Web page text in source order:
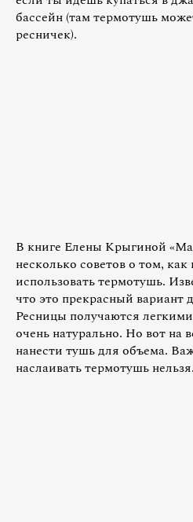
бассейн (там термотушь
ресничек).
В книге Елены Крыгиной
несколько советов о том,
использовать термотушь.
что это прекрасный вариант
Ресницы получаются
очень натурально. Но вот на
нанести тушь для объема.
наслаивать термотушь нельзя.